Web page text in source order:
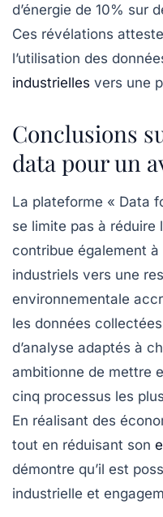
d’énergie de 10% sur
Ces révélations
l’utilisation des
industrielles vers une
Conclusions
data pour un
La plateforme « Data
se limite pas à réduire
contribue également à
industriels vers une
environnementale
les données
d’analyse adaptés à
ambitionne de mettre
cinq processus les
En réalisant des
tout en réduisant son
démontre qu’il est
industrielle et